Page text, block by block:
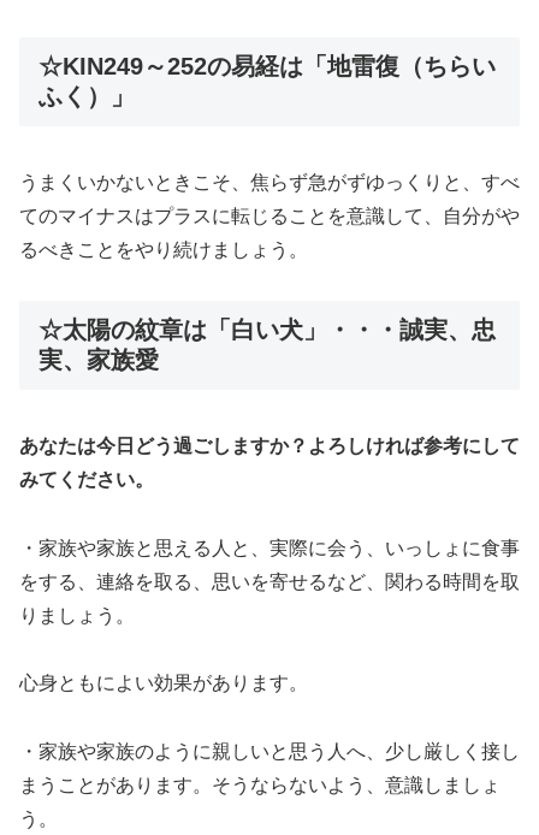
☆KIN249～252の易経は「地雷復（ちらい
ふく）」
うまくいかないときこそ、焦らず急がずゆっくりと、すべ
てのマイナスはプラスに転じることを意識して、自分がや
るべきことをやり続けましょう。
☆太陽の紋章は「白い犬」・・・誠実、忠
実、家族愛
あなたは今日どう過ごしますか？よろしければ参考にして
みてください。
・家族や家族と思える人と、実際に会う、いっしょに食事
をする、連絡を取る、思いを寄せるなど、関わる時間を取
りましょう。
心身ともによい効果があります。
・家族や家族のように親しいと思う人へ、少し厳しく接し
まうことがあります。そうならないよう、意識しましょ
う。